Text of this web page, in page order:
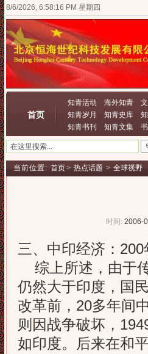
8/6/2026, 6:58:18 PM 星期四
首页
知青活动 海外知青
知青岁月
知青史库
知青书刊
知青文集
当前位置: 首页> 热点话题 > 全球视野
时间: 2006-
三、中印经济：
综上所述，由于
仍然大于印度，国
改革前，20多年间
则因战争破坏，
如印度。后来在和